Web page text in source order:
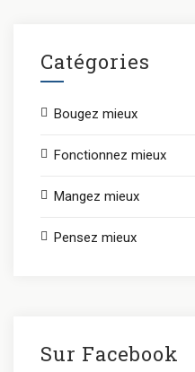
Catégories
Bougez mieux
Fonctionnez mieux
Mangez mieux
Pensez mieux
Sur Facebook